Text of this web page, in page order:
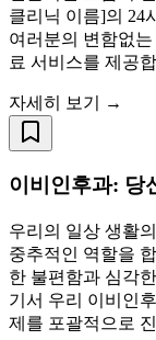
클리닉 이름]의 24
여러분의 변함없
료 서비스를 제공
자세히 보기 →
이비인후과: 당
우리의 일상 생활
중추적인 역할을
한 불편함과 심각
기서 우리 이비인
제를 포괄적으로